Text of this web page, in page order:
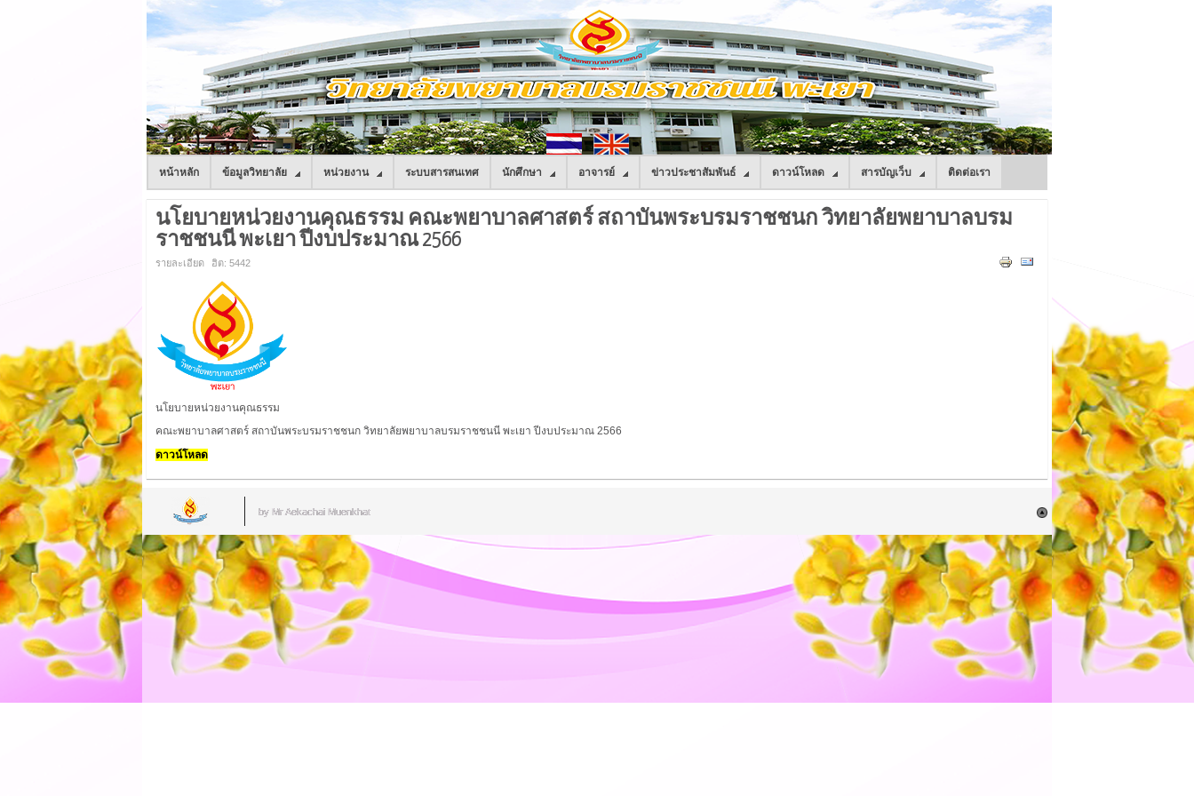
หน้าหลัก ข้อมูลวิทยาลัย หน่วยงาน ระบบสารสนเทศ นักศึกษา อาจารย์ ข่าวประชาสัมพันธ์ ดาวน์โหลด สารบัญเว็บ ติดต่อเรา
นโยบายหน่วยงานคุณธรรม คณะพยาบาลศาสตร์ สถาบันพระบรมราชชนก วิทยาลัยพยาบาลบรม
ราชชนนี พะเยา ปีงบประมาณ 2566
รายละเอียด ฮิต: 5442
นโยบายหน่วยงานคุณธรรม
คณะพยาบาลศาสตร์ สถาบันพระบรมราชชนก วิทยาลัยพยาบาลบรมราชชนนี พะเยา ปีงบประมาณ 2566
ดาวน์โหลด
by Mr.Aekachai Muenkhat